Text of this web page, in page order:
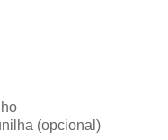
(opcional)